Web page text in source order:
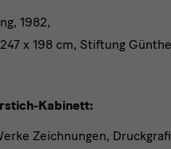
1982,
x 198 cm, Stiftung
Kabinett:
Zeichnungen,